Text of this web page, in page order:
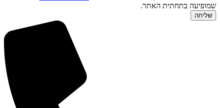
שמופיעה בתחתית האתר.
שליחה